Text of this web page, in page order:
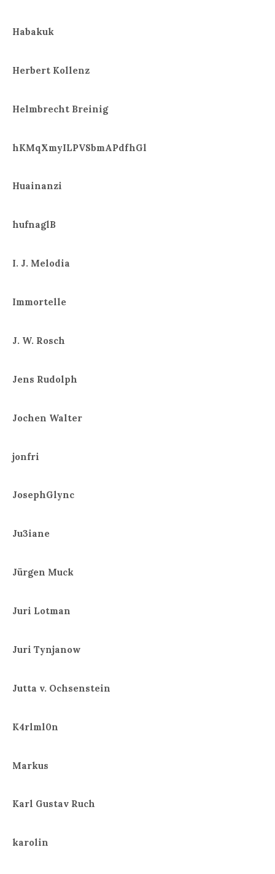
Habakuk
Herbert Kollenz
Helmbrecht Breinig
hKMqXmyILPVSbmAPdfhGl
Huainanzi
hufnaglB
I. J. Melodia
Immortelle
J. W. Rosch
Jens Rudolph
Jochen Walter
jonfri
JosephGlync
Ju3iane
Jürgen Muck
Juri Lotman
Juri Tynjanow
Jutta v. Ochsenstein
K4rlml0n
Markus
Karl Gustav Ruch
karolin